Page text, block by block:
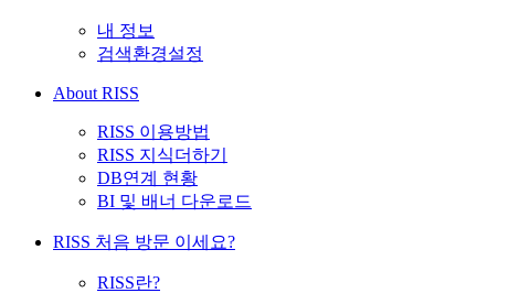
내 정보
검색환경설정
About RISS
RISS 이용방법
RISS 지식더하기
DB연계 현황
BI 및 배너 다운로드
RISS 처음 방문 이세요?
RISS란?